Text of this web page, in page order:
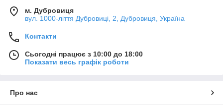
м. Дубровиця
вул. 1000-ліття Дубровиці, 2, Дубровиця, Україна
Контакти
Сьогодні працює з 10:00 до 18:00
Показати весь графік роботи
Про нас